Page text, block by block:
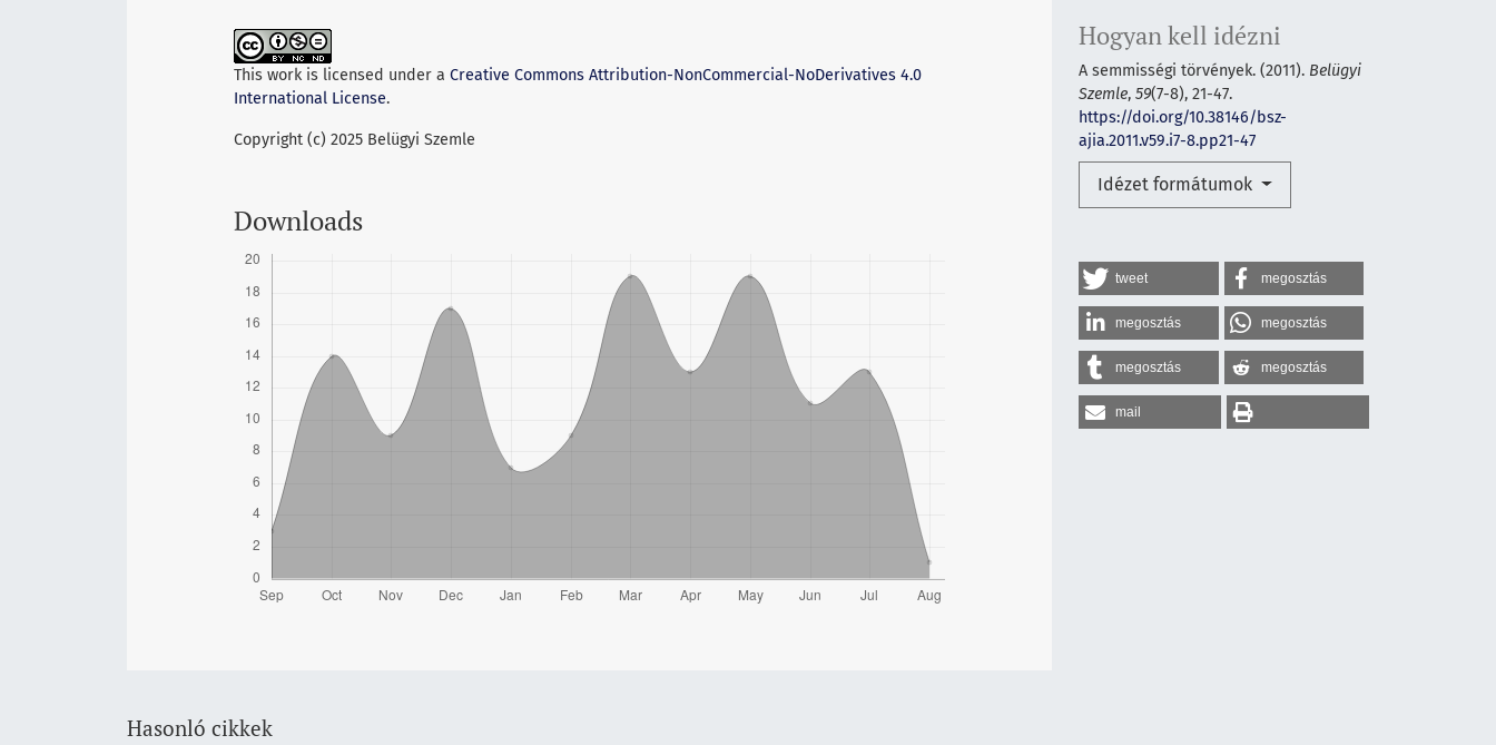
Hogyan kell idézni
A semmisségi törvények. (2011). Belügyi
Szemle, 59(7-8), 21-47.
https://doi.org/10.38146/bsz-
ajia.2011.v59.i7-8.pp21-47
Idézet formátumok
tweet megosztás
megosztás megosztás
megosztás megosztás
mail
This work is licensed under a Creative Commons Attribution-NonCommercial-NoDerivatives 4.0
International License.
Copyright (c) 2025 Belügyi Szemle
Downloads
Hasonló cikkek